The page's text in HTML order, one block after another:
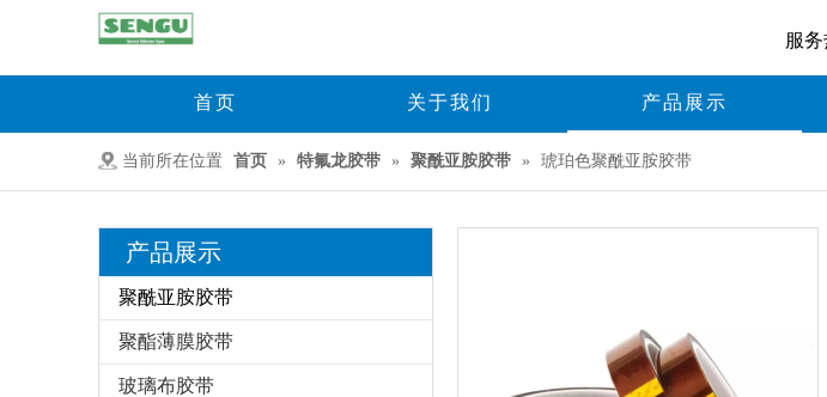
服务
首页 关于我们 产品展示
当前所在位置 首页 » 特氟龙胶带 » 聚酰亚胺胶带 » 琥珀色聚酰亚胺胶带
产品展示
聚酰亚胺胶带
聚酯薄膜胶带
玻璃布胶带